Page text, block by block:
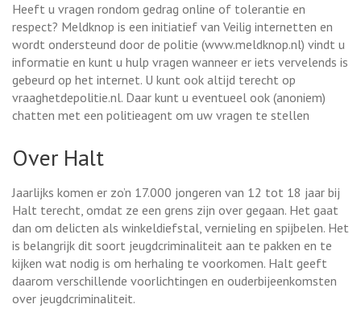
Heeft u vragen rondom gedrag online of tolerantie en
respect? Meldknop is een initiatief van Veilig internetten en
wordt ondersteund door de politie (www.meldknop.nl) vindt u
informatie en kunt u hulp vragen wanneer er iets vervelends is
gebeurd op het internet. U kunt ook altijd terecht op
vraaghetdepolitie.nl. Daar kunt u eventueel ook (anoniem)
chatten met een politieagent om uw vragen te stellen
Over Halt
Jaarlijks komen er zo’n 17.000 jongeren van 12 tot 18 jaar bij
Halt terecht, omdat ze een grens zijn over gegaan. Het gaat
dan om delicten als winkeldiefstal, vernieling en spijbelen. Het
is belangrijk dit soort jeugdcriminaliteit aan te pakken en te
kijken wat nodig is om herhaling te voorkomen. Halt geeft
daarom verschillende voorlichtingen en ouderbijeenkomsten
over jeugdcriminaliteit.